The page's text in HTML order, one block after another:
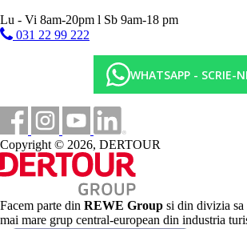
Lu - Vi 8am-20pm l Sb 9am-18 pm
031 22 99 222
WHATSAPP - SCRIE-
Copyright © 2026, DERTOUR
Facem parte din REWE Group si din divizia sa
mai mare grup central-european din industria